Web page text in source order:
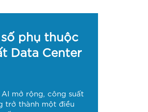
GEPL
FastConnect
số phụ thuộc
Data Center
mở rộng, công suất
trở thành một điều